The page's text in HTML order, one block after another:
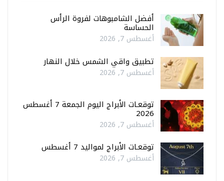
أفضل الشامبوهات لفروة الرأس
الحساسة
أغسطس 7, 2026
تطبيق واقي الشمس خلال النهار
أغسطس 7, 2026
توقعـات الأبراج اليوم الجمعة 7 أغسطس
2026
أغسطس 7, 2026
توقعـات الأبراج لمواليد 7 أغسطس
أغسطس 7, 2026